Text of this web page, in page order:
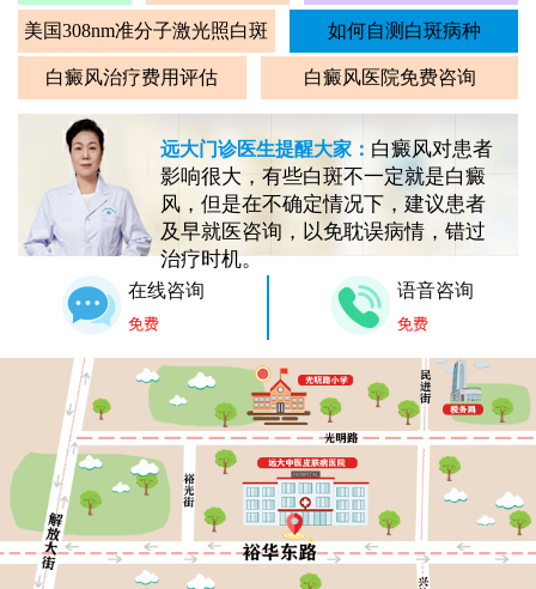
美国308nm准分子激光照白斑 如何自测白斑病种
白癜风治疗费用评估 白癜风医院免费咨询
远大门诊医生提醒大家： 白癜风对患者
影响很大，有些白斑不一定就是白癜
风，但是在不确定情况下，建议患者
及早就医咨询，以免耽误病情，错过
治疗时机。
在线咨询
免费
语音咨询
免费